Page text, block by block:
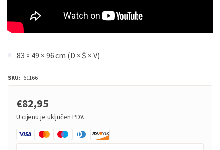
83 × 49 × 96 cm (D × Š × V)
SKU: 61166
€82,95
U cijenu je uključen PDV.